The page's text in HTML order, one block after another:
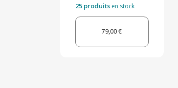
25 produitsen stock
79,00 €